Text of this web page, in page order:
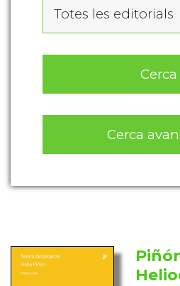
Totes les editorials
Cerca
Cerca